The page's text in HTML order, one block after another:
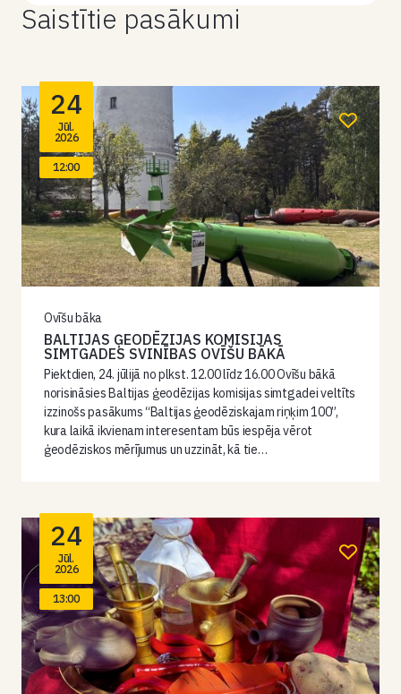
Saistītie pasākumi
24
Jūl.
2026
12:00
Ovīšu bāka
BALTIJAS ĢEODĒZIJAS KOMISIJAS
SIMTGADES SVINĪBAS OVĪŠU BĀKĀ
Piektdien, 24. jūlijā no plkst. 12.00 līdz 16.00 Ovīšu bākā
norisināsies Baltijas ģeodēzijas komisijas simtgadei veltīts
izzinošs pasākums “Baltijas ģeodēziskajam riņķim 100”,
kura laikā ikvienam interesentam būs iespēja vērot
ģeodēziskos mērījumus un uzzināt, kā tie…
24
Jūl.
2026
13:00